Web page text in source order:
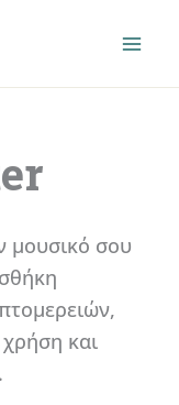
μουσικό σου
και